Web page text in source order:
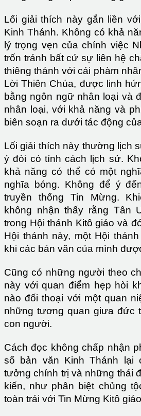
Lối giải thích này gắn liền
Kinh Thánh. Không có khả
lý trọng vẹn của chính việc
trốn tránh bất cứ sự liên hệ
thiêng thánh với cái phàm
Lời Thiên Chúa, được linh
bằng ngôn ngữ nhân loại và
nhân loại, với khả năng và
biên soạn ra dưới tác động
Lối giải thích này thường lịch
ý đòi có tính cách lịch sử.
khả năng có thể có một
nghĩa bóng. Không để ý
truyền thống Tin Mừng.
không nhận thấy rằng Tân
trong Hội thánh Kitô giáo và
Hội thánh này, một Hội
khi các bản văn của mình
Cũng có những người theo
này với quan điểm hẹp hòi
nào đối thoại với một quan
những tương quan giưa đức
con người.
Cách đọc không chấp nhận
số bản văn Kinh Thánh lại
tưởng chính trị và những thái
kiến, như phân biệt chủng
toàn trái với Tin Mừng Kitô